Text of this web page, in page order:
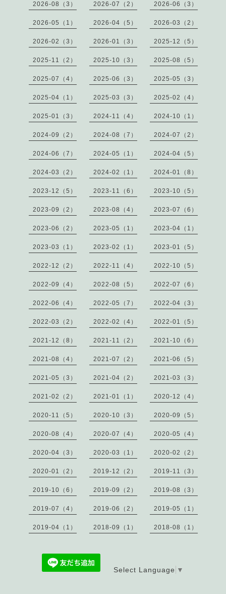
2026-08（3） 2026-07（2） 2026-06（3）
2026-05（1） 2026-04（5） 2026-03（2）
2026-02（3） 2026-01（3） 2025-12（5）
2025-11（2） 2025-10（3） 2025-08（5）
2025-07（4） 2025-06（3） 2025-05（3）
2025-04（1） 2025-03（3） 2025-02（4）
2025-01（3） 2024-11（4） 2024-10（1）
2024-09（2） 2024-08（7） 2024-07（2）
2024-06（7） 2024-05（1） 2024-04（5）
2024-03（2） 2024-02（1） 2024-01（8）
2023-12（5） 2023-11（6） 2023-10（5）
2023-09（2） 2023-08（4） 2023-07（6）
2023-06（2） 2023-05（1） 2023-04（1）
2023-03（1） 2023-02（1） 2023-01（5）
2022-12（2） 2022-11（4） 2022-10（5）
2022-09（4） 2022-08（5） 2022-07（6）
2022-06（4） 2022-05（7） 2022-04（3）
2022-03（2） 2022-02（4） 2022-01（5）
2021-12（8） 2021-11（2） 2021-10（6）
2021-08（4） 2021-07（2） 2021-06（5）
2021-05（3） 2021-04（2） 2021-03（3）
2021-02（2） 2021-01（1） 2020-12（4）
2020-11（5） 2020-10（3） 2020-09（5）
2020-08（4） 2020-07（4） 2020-05（4）
2020-04（3） 2020-03（1） 2020-02（2）
2020-01（2） 2019-12（2） 2019-11（3）
2019-10（6） 2019-09（2） 2019-08（3）
2019-07（4） 2019-06（2） 2019-05（1）
2019-04（1） 2018-09（1） 2018-08（1）
Select Language ▼